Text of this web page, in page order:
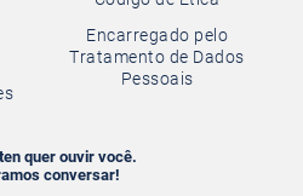
Encarregado pelo
Tratamento de Dados
Pessoais
quer ouvir você.
conversar!